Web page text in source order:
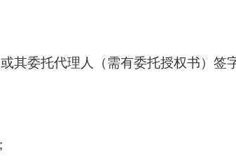
其委托代理人（需有委托授权书）签